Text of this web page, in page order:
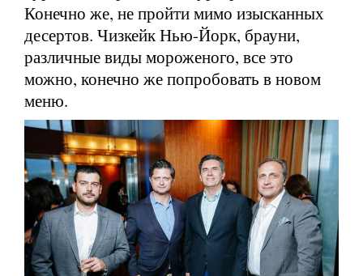
Конечно же, не пройти мимо изысканных
десертов. Чизкейк Нью-Йорк, брауни,
различные виды мороженого, все это
можно, конечно же попробовать в новом
меню.